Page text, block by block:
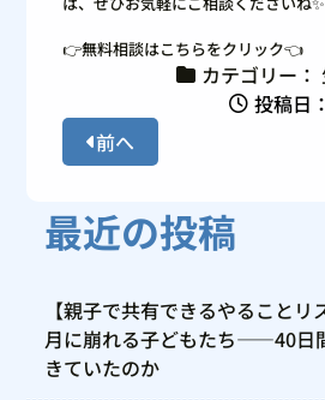
👉無料相談はこちらをクリック👈
カテゴリー：
投稿日
前へ
最近の投稿
【親子で共有できるやること
月に崩れる子どもたち——40日
きていたのか